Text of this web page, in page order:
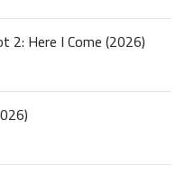
2: Here I Come (2026)